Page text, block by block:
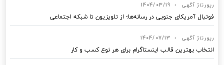
رپورتاژ آگهی •
1404/03/19
فوتبال آمریکای جنوبی در رسانه‌ها؛ از تلویزیون تا شبکه اجتماعی
رپورتاژ آگهی •
1404/07/13
انتخاب بهترین قالب‌ اینستاگرام برای هر نوع کسب‌ و کار